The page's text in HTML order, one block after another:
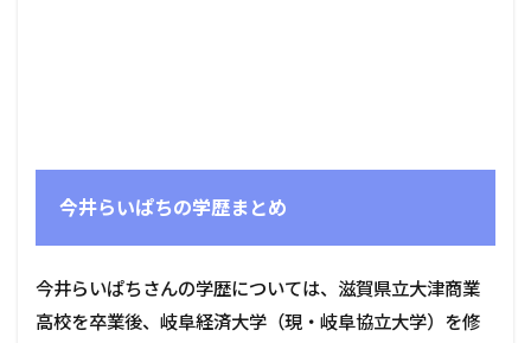
今井らいぱちの学歴まとめ
今井らいぱちさんの学歴については、滋賀県立大津商業
高校を卒業後、岐阜経済大学（現・岐阜協立大学）を修